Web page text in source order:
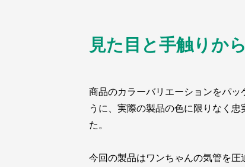
見た目と手触りか
商品のカラーバリエーションをパ
うに、実際の製品の色に限りなく
た。
今回の製品はワンちゃんの気管を